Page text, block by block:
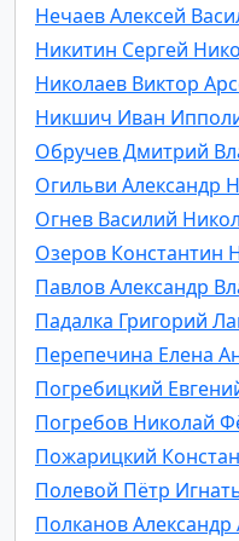
Нечаев Алексей
Никитин Сергей
Николаев Виктор
Никшич Иван
Обручев Дмитрий
Огильви Александр
Огнев Василий
Озеров Константин
Павлов Александр
Падалка Григорий
Перепечина Елена
Погребицкий
Погребов Николай
Пожарицкий
Полевой Пётр
Полканов Александр